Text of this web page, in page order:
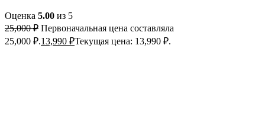
Оценка 5.00 из 5
25,000₽ Первоначальная цена составляла
25,000 ₽.13,990 ₽Текущая цена: 13,990 ₽.